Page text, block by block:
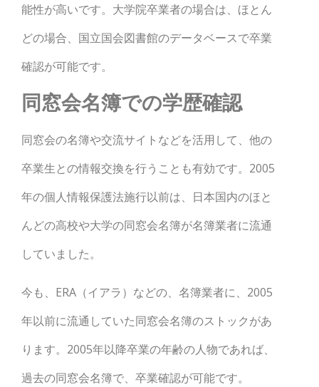
能性が高いです。大学院卒業者の場合は、ほとん
どの場合、国立国会図書館のデータベースで卒業
確認が可能です。
同窓会名簿での学歴確認
同窓会の名簿や交流サイトなどを活用して、他の
卒業生との情報交換を行うことも有効です。2005
年の個人情報保護法施行以前は、日本国内のほと
んどの高校や大学の同窓会名簿が名簿業者に流通
していました。
今も、ERA（イアラ）などの、名簿業者に、2005
年以前に流通していた同窓会名簿のストックがあ
ります。2005年以降卒業の年齢の人物であれば、
過去の同窓会名簿で、卒業確認が可能です。